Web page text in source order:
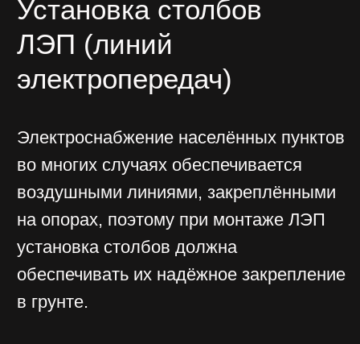
На цену с установкой бетонного
столба для электричества влияет
Разновидности столбов
под электричество
соответственно и определение
электричество с установкой зависит от
грунта.